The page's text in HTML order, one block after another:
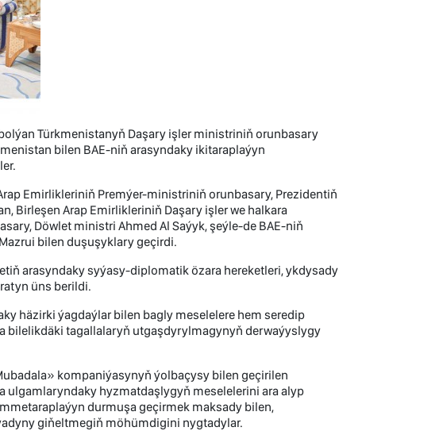
Türkmenistanyň Daşary işler ministriniň orunbasary
bilen BAE-niň arasyndaky ikitaraplaýyn
Emirlikleriniň Premýer-ministriniň orunbasary, Prezidentiň
Birleşen Arap Emirlikleriniň Daşary işler we halkara
Döwlet ministri Ahmed Al Saýyk, şeýle-de BAE-niň
bilen duşuşyklary geçirdi.
arasyndaky syýasy-diplomatik özara hereketleri, ykdysady
üns berildi.
häzirki ýagdaýlar bilen bagly meselelere hem seredip
bilelikdäki tagallalaryň utgaşdyrylmagynyň derwaýyslygy
kompaniýasynyň ýolbaçysy bilen geçirilen
ulgamlaryndaky hyzmatdaşlygyň meselelerini ara alyp
durmuşa geçirmek maksady bilen,
giňeltmegiň möhümdigini nygtadylar.